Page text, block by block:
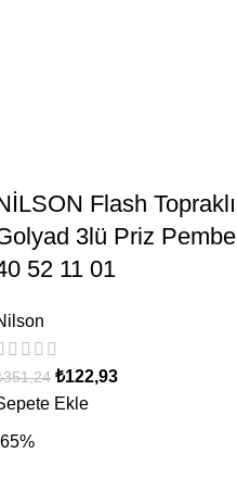
Flash Topraklı
3lü Priz Pembe
52 11 01
351,24 ₺122,93
Ekle